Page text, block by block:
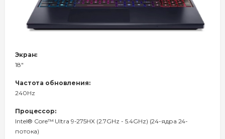
Экран:
18"
Частота обновления:
240Hz
Процессор:
Intel® Core™ Ultra 9-275HX (2.7GHz - 5.4GHz) (24-ядра 24-
потока)